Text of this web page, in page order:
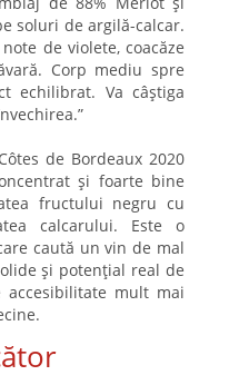
soluri de argilă-calcar.
de violete, coacăze
Corp mediu spre
echilibrat. Va câștiga
de Bordeaux 2020
și foarte bine
fructului negru cu
calcarului. Este o
caută un vin de mal
și potențial real de
mult mai